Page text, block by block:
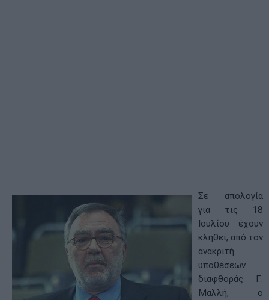
Σε απολογία
για τις 18
Ιουλίου έχουν
κληθεί, από τον
ανακριτή
υποθέσεων
διαφθοράς Γ.
Μαλλή, ο